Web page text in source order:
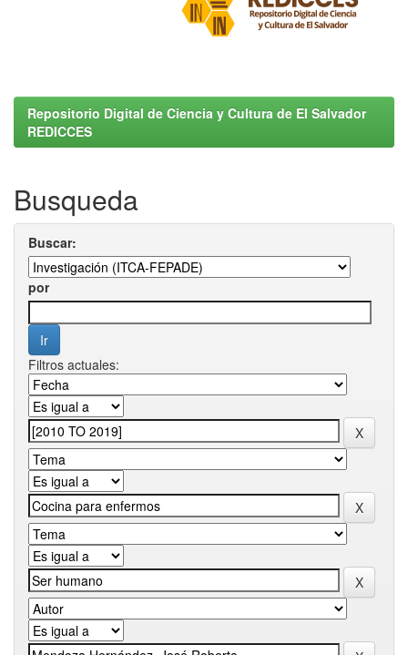
Repositorio Digital de Ciencia y Cultura de El Salvador
REDICCES
Busqueda
Buscar:
por
Filtros actuales: